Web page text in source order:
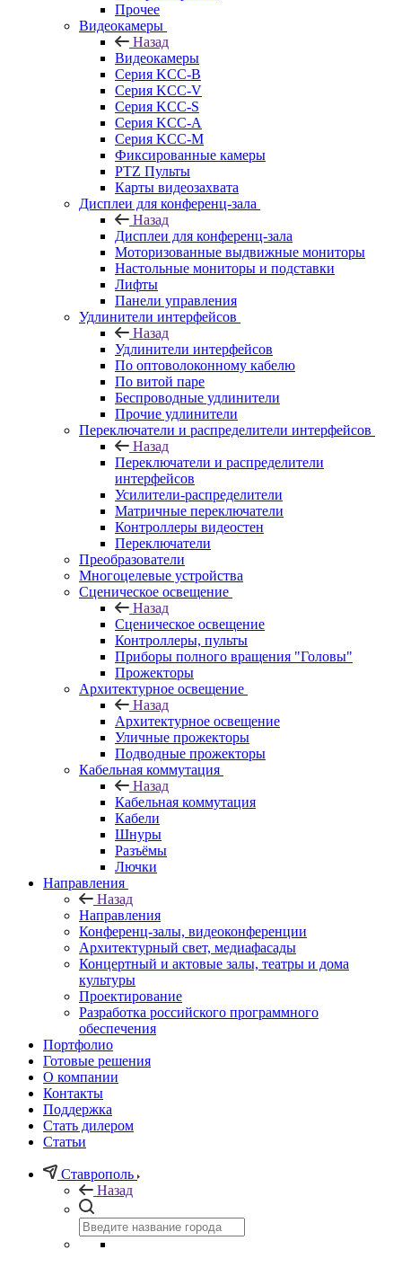
Прочее
Видеокамеры
Назад
Видеокамеры
Серия KCC-B
Серия KCC-V
Серия KCC-S
Серия KCC-A
Серия KCC-M
Фиксированные камеры
PTZ Пульты
Карты видеозахвата
Дисплеи для конференц-зала
Назад
Дисплеи для конференц-зала
Моторизованные выдвижные мониторы
Настольные мониторы и подставки
Лифты
Панели управления
Удлинители интерфейсов
Назад
Удлинители интерфейсов
По оптоволоконному кабелю
По витой паре
Беспроводные удлинители
Прочие удлинители
Переключатели и распределители интерфейсов
Назад
Переключатели и распределители
интерфейсов
Усилители-распределители
Матричные переключатели
Контроллеры видеостен
Переключатели
Преобразователи
Многоцелевые устройства
Сценическое освещение
Назад
Сценическое освещение
Контроллеры, пульты
Приборы полного вращения "Головы"
Прожекторы
Архитектурное освещение
Назад
Архитектурное освещение
Уличные прожекторы
Подводные прожекторы
Кабельная коммутация
Назад
Кабельная коммутация
Кабели
Шнуры
Разъёмы
Лючки
Направления
Назад
Направления
Конференц-залы, видеоконференции
Архитектурный свет, медиафасады
Концертный и актовые залы, театры и дома
культуры
Проектирование
Разработка российского программного
обеспечения
Портфолио
Готовые решения
О компании
Контакты
Поддержка
Стать дилером
Статьи
Ставрополь
Назад